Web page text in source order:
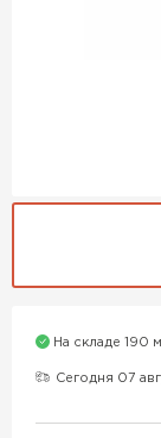
На складе 190 м
Сегодня 07